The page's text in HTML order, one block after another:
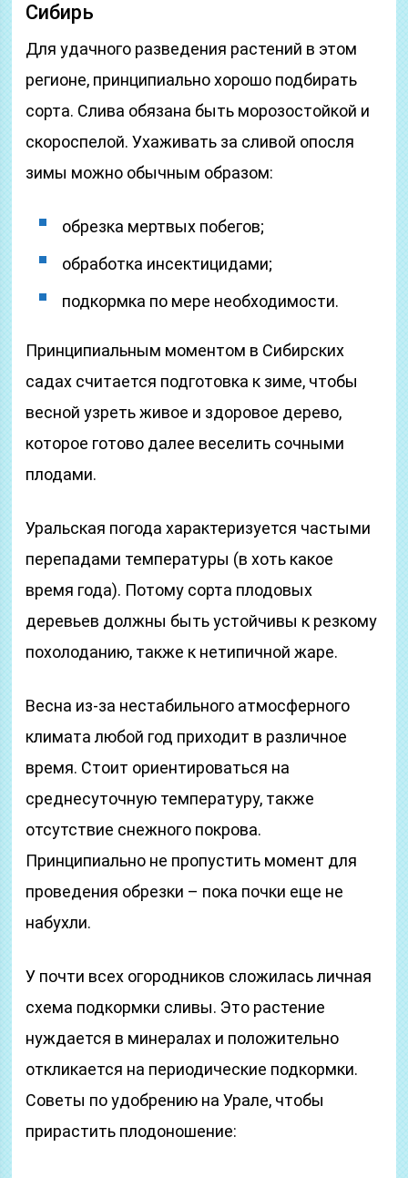
Сибирь
Для удачного разведения растений в этом
регионе, принципиально хорошо подбирать
сорта. Слива обязана быть морозостойкой и
скороспелой. Ухаживать за сливой опосля
зимы можно обычным образом:
обрезка мертвых побегов;
обработка инсектицидами;
подкормка по мере необходимости.
Принципиальным моментом в Сибирских
садах считается подготовка к зиме, чтобы
весной узреть живое и здоровое дерево,
которое готово далее веселить сочными
плодами.
Уральская погода характеризуется частыми
перепадами температуры (в хоть какое
время года). Потому сорта плодовых
деревьев должны быть устойчивы к резкому
похолоданию, также к нетипичной жаре.
Весна из-за нестабильного атмосферного
климата любой год приходит в различное
время. Стоит ориентироваться на
среднесуточную температуру, также
отсутствие снежного покрова.
Принципиально не пропустить момент для
проведения обрезки – пока почки еще не
набухли.
У почти всех огородников сложилась личная
схема подкормки сливы. Это растение
нуждается в минералах и положительно
откликается на периодические подкормки.
Советы по удобрению на Урале, чтобы
прирастить плодоношение: